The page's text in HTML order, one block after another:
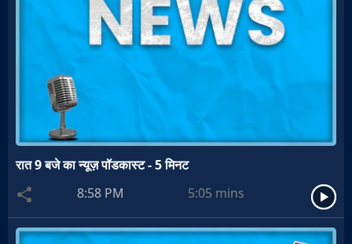
रात 9 बजे का न्यूज़ पॉडकास्ट - 5 मिनट
8:58 PM
5:05 mins